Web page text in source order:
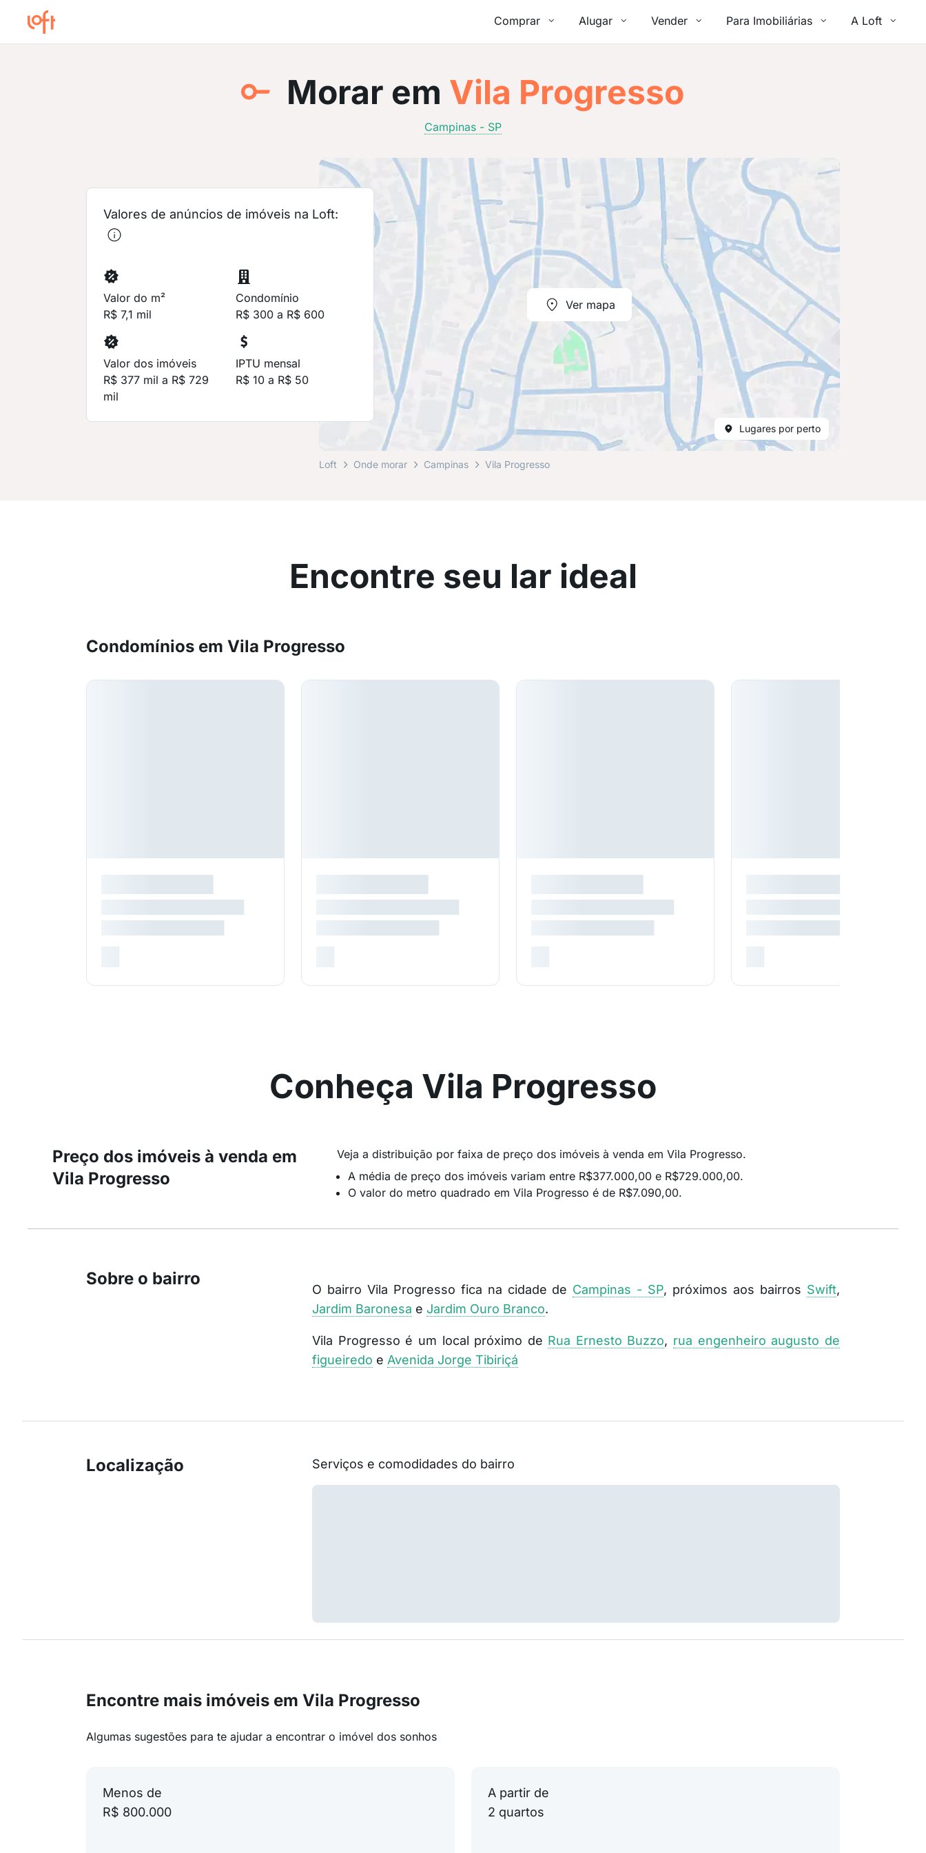
Comprar Alugar Vender Para Imobiliárias A Loft
Morar em Vila Progresso
Campinas - SP
Ver mapa
Lugares por perto
Loft Onde morar Campinas Vila Progresso
Valores de anúncios de imóveis na Loft:
Valor do m²
R$ 7,1 mil
Condomínio
R$ 300 a R$ 600
Valor dos imóveis
R$ 377 mil a R$ 729
mil
IPTU mensal
R$ 10 a R$ 50
Encontre seu lar ideal
Condomínios em Vila Progresso
Conheça Vila Progresso
Preço dos imóveis à venda em
Vila Progresso
Veja a distribuição por faixa de preço dos imóveis à venda em Vila Progresso.
A média de preço dos imóveis variam entre R$377.000,00 e R$729.000,00.
O valor do metro quadrado em Vila Progresso é de R$7.090,00.
Sobre o bairro
O bairro Vila Progresso fica na cidade de Campinas - SP, próximos aos bairros Swift,
Jardim Baronesa e Jardim Ouro Branco.
Vila Progresso é um local próximo de Rua Ernesto Buzzo, rua engenheiro augusto de
figueiredo e Avenida Jorge Tibiriçá
Localização Serviços e comodidades do bairro
Encontre mais imóveis em Vila Progresso
Algumas sugestões para te ajudar a encontrar o imóvel dos sonhos
Menos de
R$ 800.000
A partir de
2 quartos